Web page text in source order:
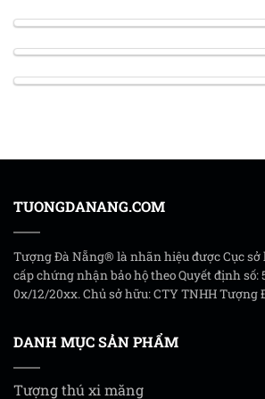
TUONGDANANG.COM
Tượng Đà Nẵng® là nhãn hiệu được Cục
cấp chứng nhận bảo hộ theo Quyết định
0x/12/20xx. Chủ sở hữu: CTY TNHH Tượng
DANH MỤC SẢN PHẨM
Tượng thú xi măng